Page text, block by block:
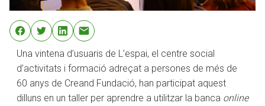
Una vintena d’usuaris de L’espai, el centre social
d’activitats i formació adreçat a persones de més de
60 anys de Creand Fundació, han participat aquest
dilluns en un taller per aprendre a utilitzar la banca online